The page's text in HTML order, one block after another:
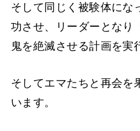
そして同じく被験体にな
功させ、リーダーとなり
鬼を絶滅させる計画を実
そしてエマたちと再会を
います。